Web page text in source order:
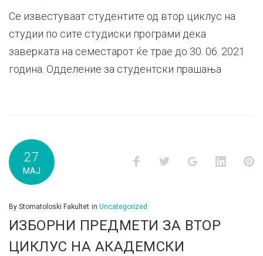
Се известуваат студентите од втор циклус на
студии по сите студиски програми дека
заверката на семестарот ќе трае до 30. 06. 2021
година. Одделение за студентски прашања
27
МАЈ
FacebookTwitter Google+
By Stomatoloski Fakultet in Uncategorized
ИЗБОРНИ ПРЕДМЕТИ ЗА ВТОР
ЦИКЛУС НА АКАДЕМСКИ